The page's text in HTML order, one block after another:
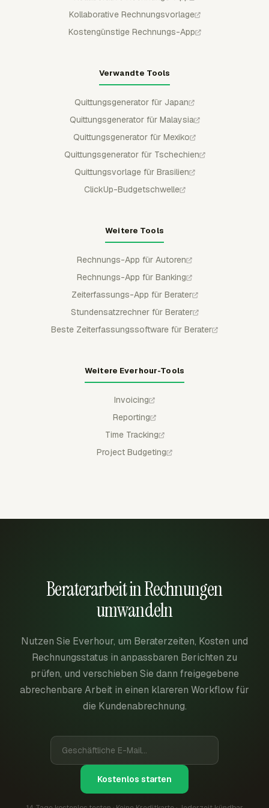
Kollaborative Rechnungsvorlage
Kostengünstige Rechnungs-App
Verwandte Tools
Quittungsgenerator für Japan
Quittungsgenerator für Malaysia
Quittungsgenerator für Mexiko
Quittungsgenerator für Tschechien
Quittungsvorlage für Brasilien
ClickUp-Budgetschwelle
Weitere Tools
Rechnungs-App für Autoren
Rechnungs-App für Banking
Zeiterfassungs-App für Berater
Stundensatzrechner für Berater
Beste Zeiterfassungssoftware für Berater
Weitere Everhour-Tools
Invoicing
Reporting
Time Tracking
Project Budgeting
Beraterarbeit in Rechnungen
umwandeln
Nutzen Sie Everhour, um Beraterzeiten, Kosten und
Rechnungsstatus in anpassbaren Berichten zu
prüfen, und verschieben Sie dann freigegebene
abrechenbare Arbeit in einen klareren Workflow für
die Kundenabrechnung.
Kostenlos starten